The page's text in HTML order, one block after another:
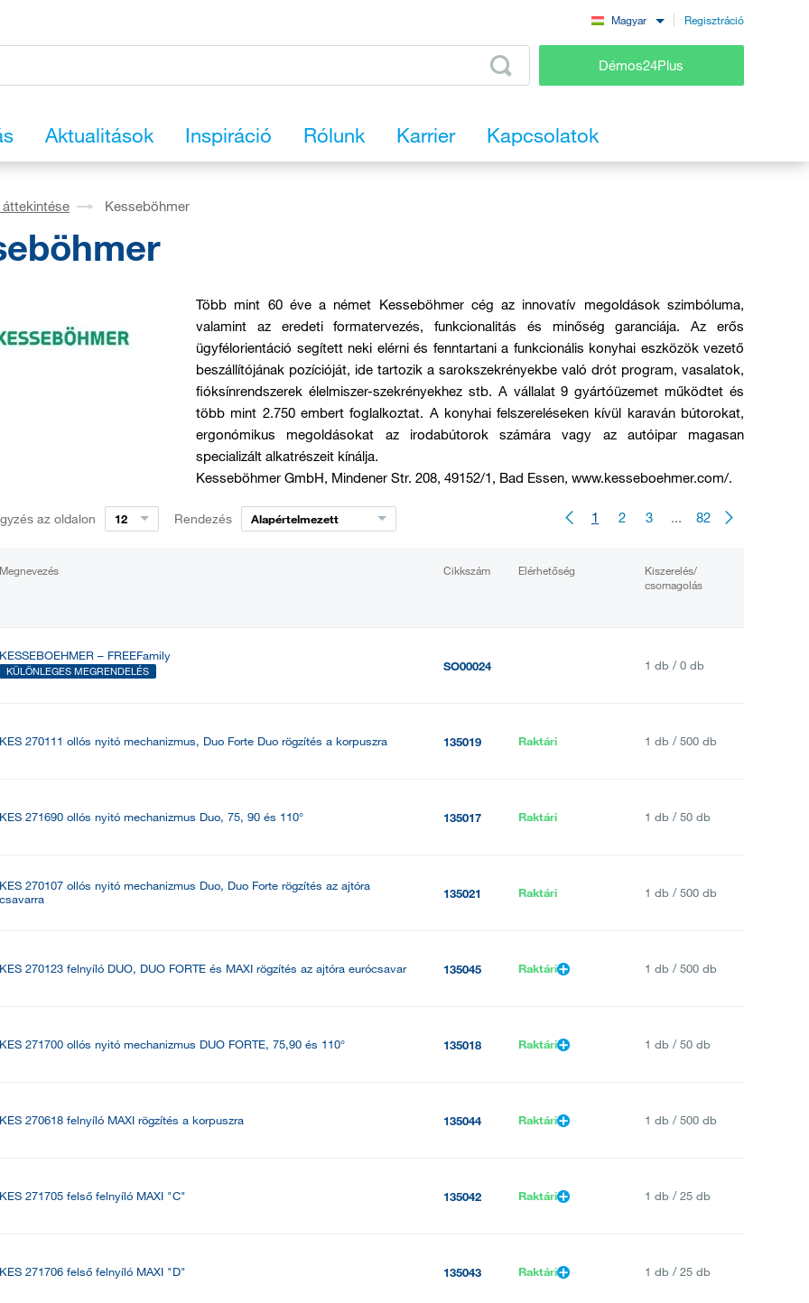
Magyar Regisztráció
Démos24Plus
Aktualitások Inspiráció Rólunk Karrier Kapcsolatok
Kesseböhmer
Több mint 60 éve a német Kesseböhmer cég az innovatív megoldások szimbóluma,
valamint az eredeti formatervezés, funkcionalitás és minőség garanciája. Az erős
ügyfélorientáció segített neki elérni és fenntartani a funkcionális konyhai eszközök vezető
beszállítójának pozícióját, ide tartozik a sarokszekrényekbe való drót program, vasalatok,
fióksínrendszerek élelmiszer-szekrényekhez stb. A vállalat 9 gyártóüzemet működtet és
több mint 2.750 embert foglalkoztat. A konyhai felszereléseken kívül karaván bútorokat,
ergonómikus megoldásokat az irodabútorok számára vagy az autóipar magasan
specializált alkatrészeit kínálja.
Kesseböhmer GmbH, Mindener Str. 208, 49152/1, Bad Essen, www.kesseboehmer.com/.
az oldalon 12 Rendezés Alapértelmezett 1 2 3 ... 82
Megnevezés Cikkszám Elérhetőség
Kiszerelés/
csomagolás
KESSEBOEHMER – FREEFamily
KÜLÖNLEGES MEGRENDELÉS SO00024 1 db / 0 db
KES 270111 ollós nyitó mechanizmus, Duo Forte Duo rögzítés a korpuszra 135019 Raktári 1 db / 500 db
KES 271690 ollós nyitó mechanizmus Duo, 75, 90 és 110° 135017 Raktári 1 db / 50 db
KES 270107 ollós nyitó mechanizmus Duo, Duo Forte rögzítés az ajtóra
csavarra
135021 Raktári 1 db / 500 db
KES 270123 felnyíló DUO, DUO FORTE és MAXI rögzítés az ajtóra eurócsavar 135045 Raktári 1 db / 500 db
KES 271700 ollós nyitó mechanizmus DUO FORTE, 75,90 és 110° 135018 Raktári 1 db / 50 db
KES 270618 felnyíló MAXI rögzítés a korpuszra 135044 Raktári 1 db / 500 db
KES 271705 felső felnyíló MAXI "C" 135042 Raktári 1 db / 25 db
KES 271706 felső felnyíló MAXI "D" 135043 Raktári 1 db / 25 db